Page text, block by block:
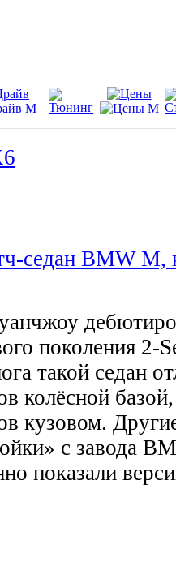
седан BMW M,
поколения 2-
такой седан
колёсной
кузовом.
с завода
показали